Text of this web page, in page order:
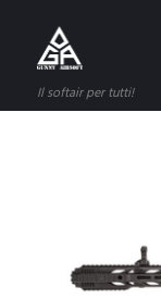
Il softair per tutti!